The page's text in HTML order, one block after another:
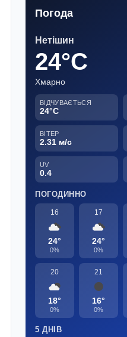
Погода
Нетішин
24°C
Хмарно
ВІДЧУВАЄТЬСЯ
24°C
ВІТЕР
2.31 м/с
UV
0.4
ПОГОДИННО
16
24°
0%
17
24°
0%
20
18°
0%
21
16°
0%
5 ДНІВ